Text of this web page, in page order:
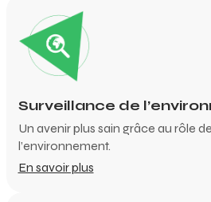
Surveillance de
Un avenir plus sain grâce au rôle
l’environnement.
En savoir plus